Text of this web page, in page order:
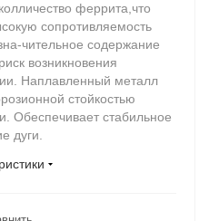
феррита,что
сопротивляемость
чительное содержание
возникновения
Наплавленный металл
стойкостью
Обеспечивает стабильное
дуги.